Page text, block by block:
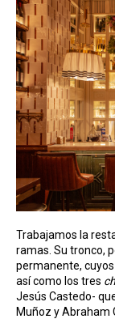
Trabajamos la
ramas. Su tronco,
permanente,
así como los tres
Jesús Castedo-
Muñoz y Abraham